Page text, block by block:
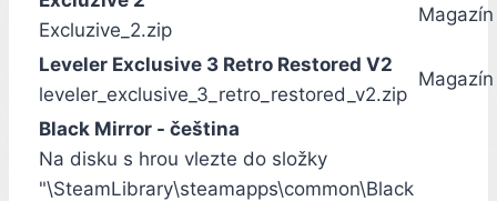
Excluzive_2.zip
Magazín
Leveler Exclusive 3 Retro Restored V2
leveler_exclusive_3_retro_restored_v2.zip
Magazín
Black Mirror - čeština
Na disku s hrou vlezte do složky
"\SteamLibrary\steamapps\common\Black